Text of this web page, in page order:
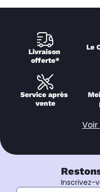
Livraison
offerte*
Le
Service après
vente
Inscrivez-